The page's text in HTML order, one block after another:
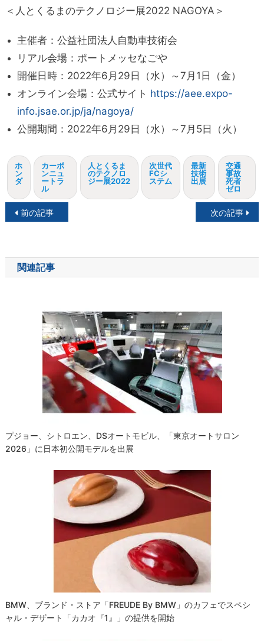
＜人とくるまのテクノロジー展2022 NAGOYA＞
主催者：公益社団法人自動車技術会
リアル会場：ポートメッセなごや
開催日時：2022年6月29日（水）～7月1日（金）
オンライン会場：公式サイト https://aee.expo-
info.jsae.or.jp/ja/nagoya/
公開期間：2022年6月29日（水）～7月5日（火）
ホ
ン
ダ
カーボ
ンニュ
ートラ
ル
人とくるま
のテクノロ
ジー展2022
次世代
FCシ
ステム
最新
技術
出展
交通
事故
死者
ゼロ
投
ナ
ビ
前の記事 次の記事
関連記事
プジョー、シトロエン、DSオートモビル、「東京オートサロン
2026」に日本初公開モデルを出展
BMW、ブランド・ストア「FREUDE By BMW」のカフェでスペシ
ャル・デザート「カカオ『1』」の提供を開始